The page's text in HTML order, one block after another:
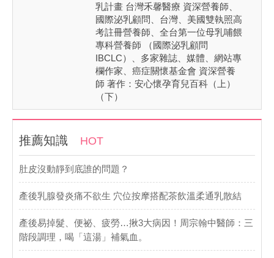
乳計畫 台灣禾馨醫療 資深營養師、
國際泌乳顧問、台灣、美國雙執照高
考註冊營養師、全台第一位母乳哺餵
專科營養師 （國際泌乳顧問
IBCLC）、多家雜誌、媒體、網站專
欄作家、癌症關懷基金會 資深營養
師 著作：安心懷孕育兒百科（上）
（下）
推薦知識 HOT
肚皮沒動靜到底誰的問題？
產後乳腺發炎痛不欲生 穴位按摩搭配茶飲溫柔通乳散結
產後易掉髮、便祕、疲勞…揪3大病因！周宗翰中醫師：三
階段調理，喝「這湯」補氣血。